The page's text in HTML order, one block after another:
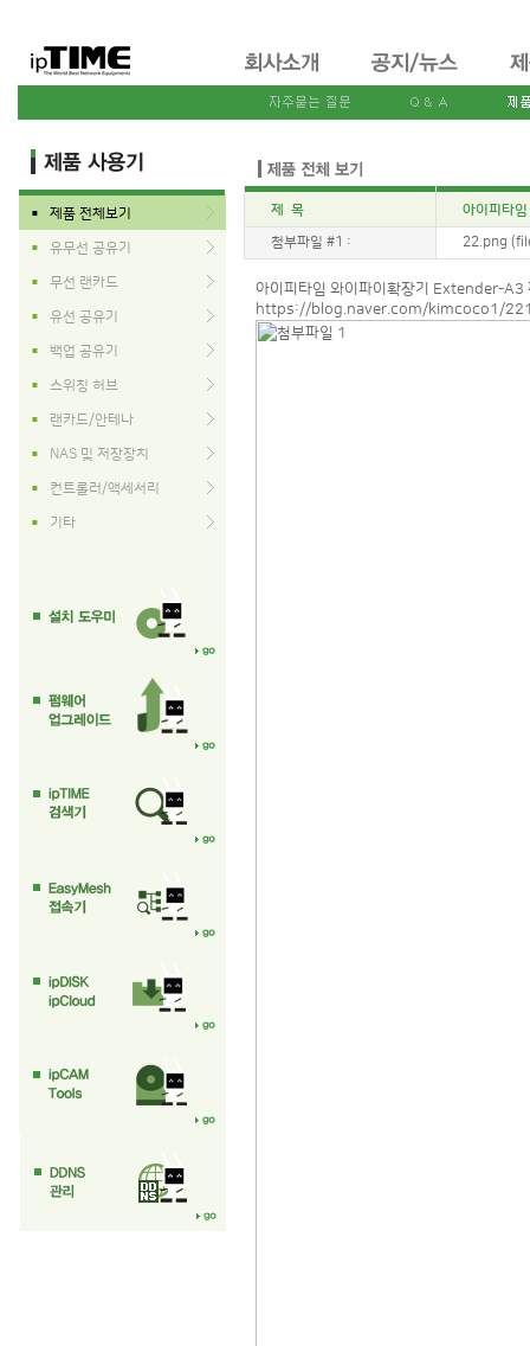
■ 제품 전체보기
■ 유무선 공유기
■ 무선 랜카드
■ 유선 공유기
■ 백업 공유기
■ 스위칭 허브
■ 랜카드/안테나
■ NAS 및 저장장치
■ 컨트롤러/액세서리
■ 기타
제 목 아이피타
첨부파일 #1 : 22.png
아이피타임 와이파이확장기 Extender-A3
https://blog.naver.com/kimcoco1/